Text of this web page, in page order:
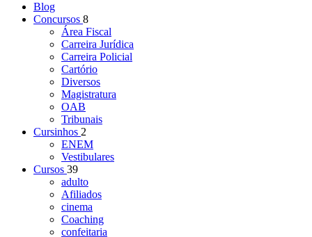
Blog
Concursos 8
Área Fiscal
Carreira Jurídica
Carreira Policial
Cartório
Diversos
Magistratura
OAB
Tribunais
Cursinhos 2
ENEM
Vestibulares
Cursos 39
adulto
Afiliados
cinema
Coaching
confeitaria